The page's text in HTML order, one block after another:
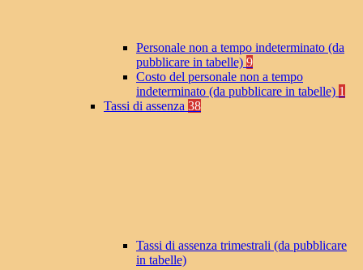
Personale non a tempo indeterminato (da
pubblicare in tabelle) 9
Costo del personale non a tempo
indeterminato (da pubblicare in tabelle) 1
Tassi di assenza 38
Tassi di assenza trimestrali (da pubblicare
in tabelle)